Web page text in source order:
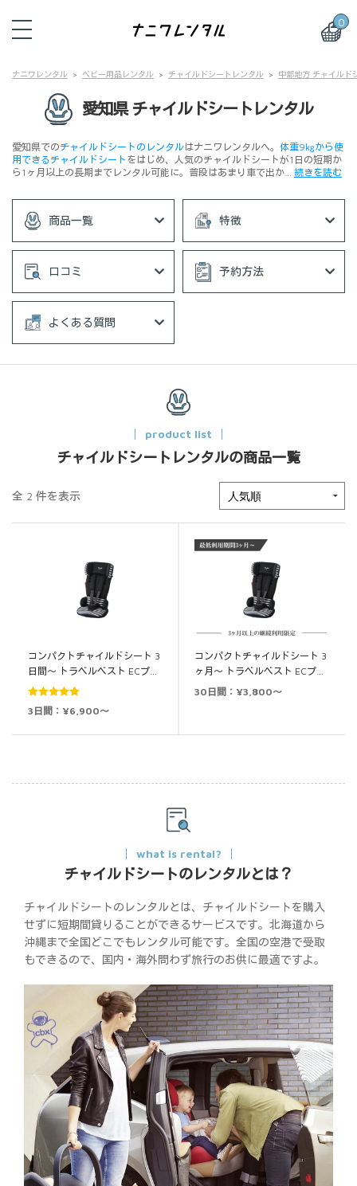
0
ナニワレンタル ベビー用品レンタル チャイルドシートレンタル 中部地方 チャイルド
愛知県 チャイルドシートレンタル
愛知県でのチャイルドシートのレンタルはナニワレンタルへ。 体重9㎏から使
用できるチャイルドシート をはじめ、人気のチャイルドシートが1日の短期か
ら1ヶ月以上の長期までレンタル可能に。普段はあまり車で出か… 続きを読む
商品一覧 特徴
口コミ 予約方法
よくある質問
product list
チャイルドシートレンタルの商品一覧
全 2 件を表示
コンパクトチャイルドシート 3
日間～ トラベルベスト ECプ…
5段階中
3日間：¥6,900～
コンパクトチャイルドシート 3
ヶ月～ トラベルベスト ECプ…
30日間：¥3,800～
what is rental?
チャイルドシートのレンタルとは？
チャイルドシートのレンタルとは、チャイルドシートを購入
せずに短期間貸りることができるサービスです。北海道から
沖縄まで全国どこでもレンタル可能です。全国の空港で受取
もできるので、国内・海外問わず旅行のお供に最適ですよ。